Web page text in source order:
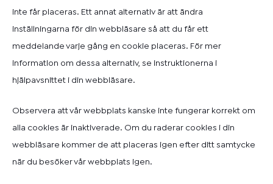
inte får placeras. Ett annat alternativ är att ändra
inställningarna för din webbläsare så att du får ett
meddelande varje gång en cookie placeras. För mer
information om dessa alternativ, se instruktionerna i
hjälpavsnittet i din webbläsare.
Observera att vår webbplats kanske inte fungerar korrekt om
alla cookies är inaktiverade. Om du raderar cookies i din
webbläsare kommer de att placeras igen efter ditt samtycke
när du besöker vår webbplats igen.